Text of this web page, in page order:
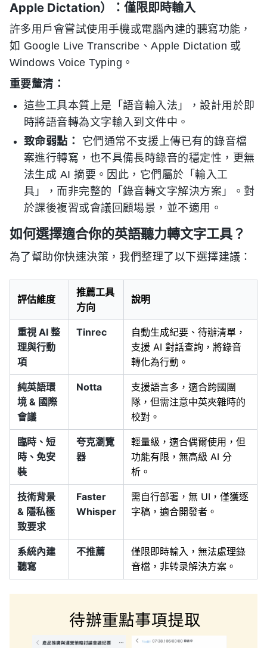
Apple Dictation）：僅限即時輸入
許多用戶會嘗試使用手機或電腦內建的聽寫功能，
如 Google Live Transcribe、Apple Dictation 或
Windows Voice Typing。
重要釐清：
這些工具本質上是「語音輸入法」，設計用於即
時將語音轉為文字輸入到文件中。
致命弱點：
它們通常不支援上傳已有的錄音檔
案進行轉寫，也不具備長時錄音的穩定性，更無
法生成 AI 摘要。因此，它們屬於「輸入工
具」，而非完整的「錄音轉文字解決方案」。對
於課後複習或會議回顧場景，並不適用。
如何選擇適合你的英語聽力轉文字工具？
為了幫助你快速決策，我們整理了以下選擇建議：
評估維度
推薦工具
方向
說明
重視 AI 整
理與行動
項
Tinrec
自動生成紀要、待辦清單，
支援 AI 對話查詢，將錄音
轉化為行動。
純英語環
境 & 國際
會議
Notta
支援語言多，適合跨國團
隊，但需注意中英夾雜時的
校對。
臨時、短
時、免安
裝
夸克瀏覽
器
輕量級，適合偶爾使用，但
功能有限，無高級 AI 分
析。
技術背景
& 隱私極
致要求
Faster
Whisper
需自行部署，無 UI，僅獲逐
字稿，適合開發者。
系統內建
聽寫
不推薦
僅限即時輸入，無法處理錄
音檔，非转录解決方案。